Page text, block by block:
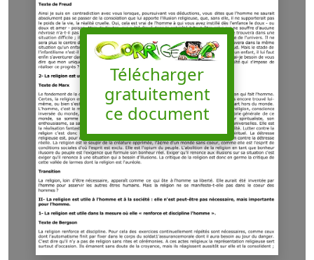
Télécharger
gratuitement
ce document